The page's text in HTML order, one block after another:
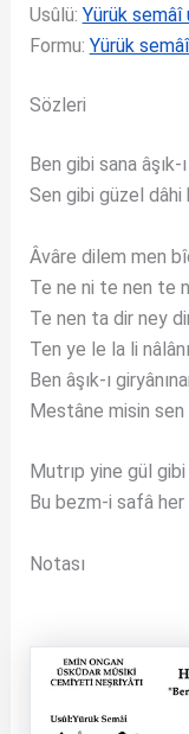
Usûlü: Yürük semâî
Formu: Yürük
Sözleri
Ben gibi sana
Sen gibi güzel dâhi
Âvâre dilem men
Te ne ni te nen te
Te nen ta dir ney
Ten ye le la li
Ben âşık-ı
Mestâne misin sen
Mutrıp yine gül
Bu bezm-i safâ
Notası